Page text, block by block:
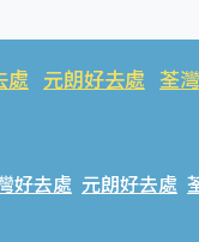
處 元朗好去處 荃
好去處 元朗好去處